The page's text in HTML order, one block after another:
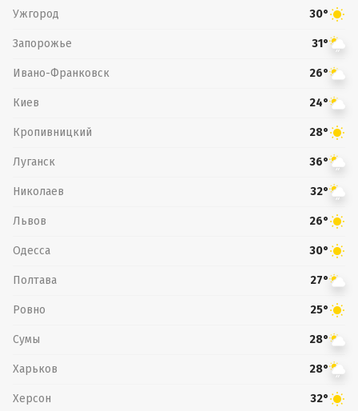
Ужгород 30°
Запорожье 31°
Ивано-Франковск 26°
Киев 24°
Кропивницкий 28°
Луганск 36°
Николаев 32°
Львов 26°
Одесса 30°
Полтава 27°
Ровно 25°
Сумы 28°
Харьков 28°
Херсон 32°